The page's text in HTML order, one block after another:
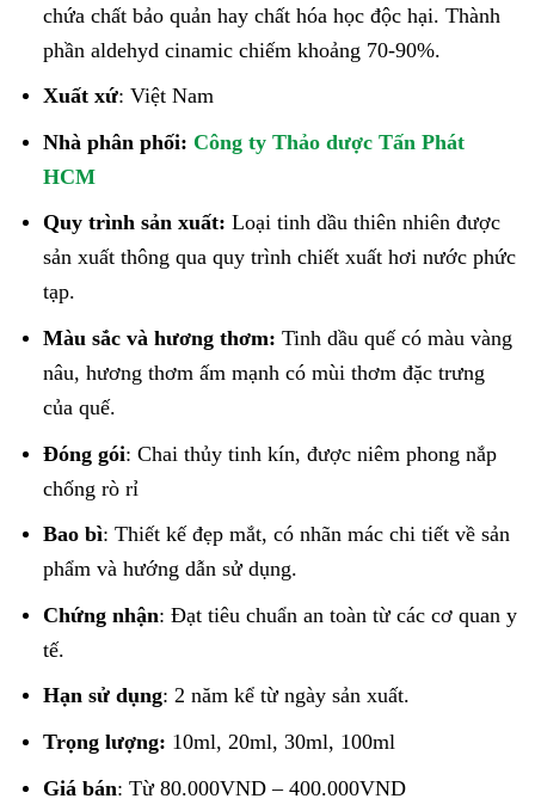
chứa chất bảo quản hay chất hóa học độc hại. Thành
phần aldehyd cinamic chiếm khoảng 70-90%.
Xuất xứ: Việt Nam
Nhà phân phối: Công ty Thảo dược Tấn Phát
HCM
Quy trình sản xuất: Loại tinh dầu thiên nhiên được
sản xuất thông qua quy trình chiết xuất hơi nước phức
tạp.
Màu sắc và hương thơm: Tinh dầu quế có màu vàng
nâu, hương thơm ấm mạnh có mùi thơm đặc trưng
của quế.
Đóng gói: Chai thủy tinh kín, được niêm phong nắp
chống rò rỉ
Bao bì: Thiết kế đẹp mắt, có nhãn mác chi tiết về sản
phẩm và hướng dẫn sử dụng.
Chứng nhận: Đạt tiêu chuẩn an toàn từ các cơ quan y
tế.
Hạn sử dụng: 2 năm kể từ ngày sản xuất.
Trọng lượng: 10ml, 20ml, 30ml, 100ml
Giá bán: Từ 80.000VND – 400.000VND